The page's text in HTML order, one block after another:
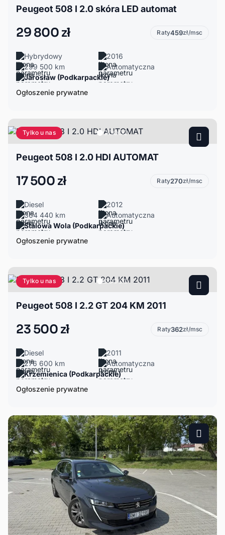
Peugeot 508 I 2.0 skóra LED automat
29 800 zł Raty459zł/msc
Hybrydowy
2016
299 500 km
Automatyczna
Jarosław (Podkarpackie)
Ogłoszenie prywatne
Tylko u nas
Peugeot 508 I 2.0 HDI AUTOMAT
17 500 zł Raty270zł/msc
Diesel
2012
364 440 km
Automatyczna
Stalowa Wola (Podkarpackie)
Ogłoszenie prywatne
Tylko u nas
Peugeot 508 I 2.2 GT 204 KM 2011
23 500 zł Raty362zł/msc
Diesel
2011
276 600 km
Automatyczna
Krzemienica (Podkarpackie)
Ogłoszenie prywatne